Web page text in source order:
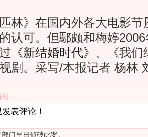
》在国内外各大电影节
认可。但鄢颇和梅婷
《新结婚时代》 、《我们
剧。采写/本报记者 杨林
：
门早日侦破此案。